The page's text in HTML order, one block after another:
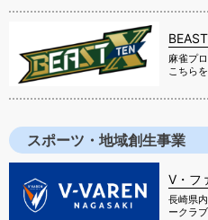
麻雀プ
こちら
スポーツ・地域創生事業
V・フ
長崎県
ークラ